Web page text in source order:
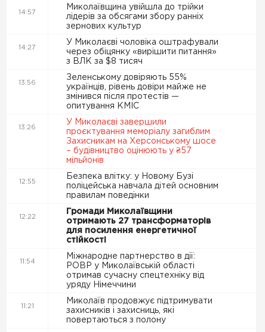
14:57
Миколаївщина увійшла до трійки
лідерів за обсягами збору ранніх
зернових культур
14:27
У Миколаєві чоловіка оштрафували
через обіцянку «вирішити питання»
з ВЛК за $8 тисяч
13:56
Зеленському довіряють 55%
українців, рівень довіри майже не
змінився після протестів —
опитування КМІС
13:26
У Миколаєві завершили
проєктування меморіалу загиблим
Захисникам на Херсонському шосе
– будівництво оцінюють у ₴57
мільйонів
12:55
Безпека влітку: у Новому Бузі
поліцейська навчала дітей основним
правилам поведінки
12:22
Громади Миколаївщини
отримають 27 трансформаторів
для посилення енергетичної
стійкості
11:54
Міжнародне партнерство в дії:
РОВР у Миколаївській області
отримав сучасну спецтехніку від
уряду Німеччини
11:21
Миколаїв продовжує підтримувати
захисників і захисниць, які
повертаються з полону